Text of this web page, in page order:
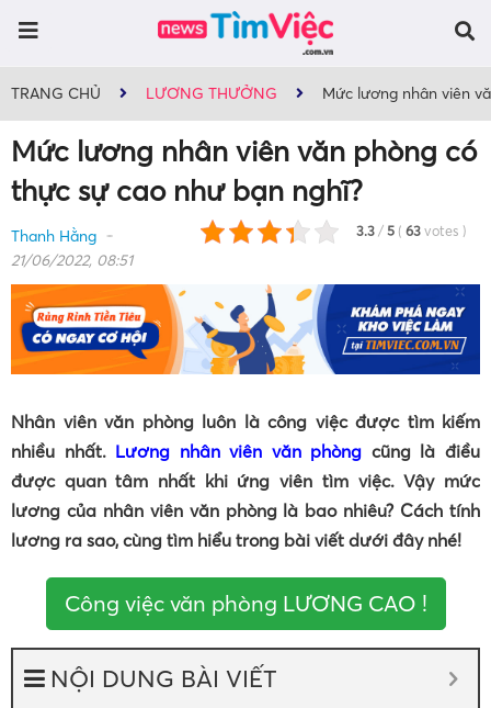
TRANG CHỦ LƯƠNG THƯỞNG Mức lương nhân viên
Mức lương nhân viên văn phòng có
thực sự cao như bạn nghĩ?
3.3 / 5 ( 63 votes )
Thanh Hằng
21/06/2022, 08:51
Nhân viên văn phòng luôn là công việc được tìm kiếm
nhiều nhất. Lương nhân viên văn phòng cũng là điều
được quan tâm nhất khi ứng viên tìm việc. Vậy mức
lương của nhân viên văn phòng là bao nhiêu? Cách tính
lương ra sao, cùng tìm hiểu trong bài viết dưới đây nhé!
Công việc văn phòng LƯƠNG CAO !
NỘI DUNG BÀI VIẾT